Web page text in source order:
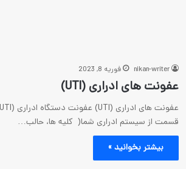
nikan-writer فوریه 8, 2023
عفونت های ادراری (UTI)
قسمت از سیستم ادراری شما( کلیه ها، حالب…
بیشتر بخوانید »